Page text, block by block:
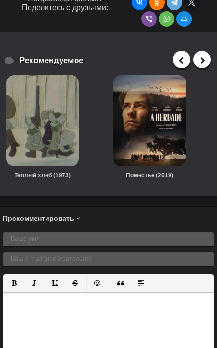
Поделитесь с друзьями:
Рекомендуемое
Теплый хлеб (1973) Поместье (2019)
Прокомментировать
Полужирный
КурсивПодчеркнутый
ЗачеркнутыйВставить смайлик
Вставка цитаты
Вставка спойлера